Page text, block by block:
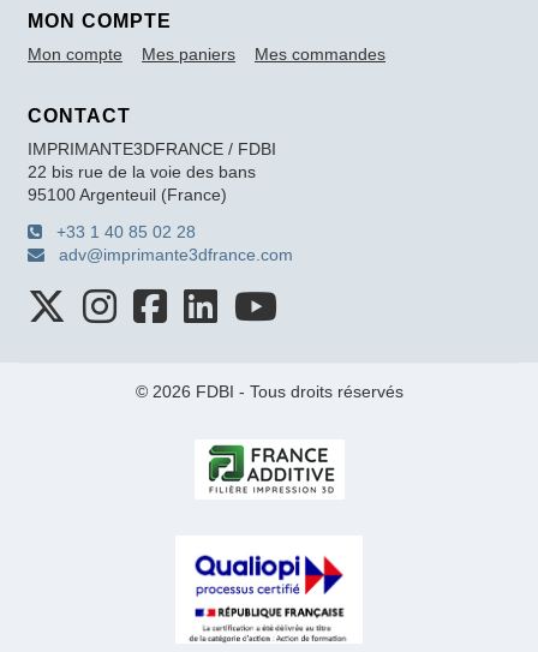
MON COMPTE
Mon compte Mes paniers Mes commandes
CONTACT
IMPRIMANTE3DFRANCE / FDBI
22 bis rue de la voie des bans
95100 Argenteuil (France)
+33 1 40 85 02 28
adv@imprimante3dfrance.com
© 2026 FDBI - Tous droits réservés